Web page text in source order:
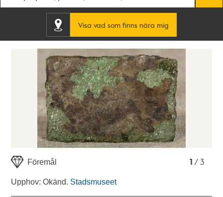
Visa vad som finns nära mig
1 / 3
Föremål
Upphov: Okänd. Stadsmuseet